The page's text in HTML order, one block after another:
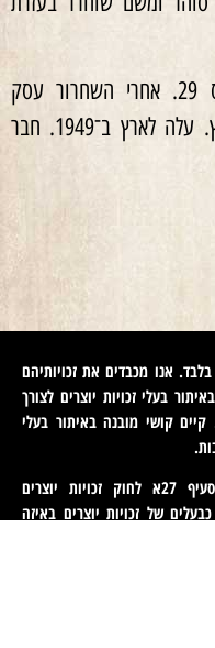
שהה ב׳בית הזכוכית׳ ברחוב ואדאס 29. אחרי השחרור עסק
באיסוף ילדים יהודים והעלאתם לארץ. עלה לארץ ב־1949. חבר
אנו מכבדים את זכויותיהם
בעלי זכויות יוצרים לצורך
קושי מובנה באיתור בעלי
.
השימוש בזכויות היוצרים נעשה על פי סעיף 27א לחוק זכויות יוצרים
כבעלים של זכויות יוצרים באיזה